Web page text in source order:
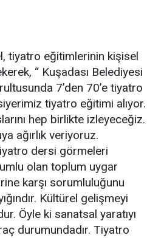
tiyatro eğitimlerinin kişisel
“ Kuşadası Belediyesi
7’den 70’e tiyatro
tiyatro eğitimi alıyor.
hep birlikte izleyeceğiz.
ağırlık veriyoruz.
dersi görmeleri
olan toplum uygar
karşı sorumluluğunu
Kültürel gelişmeyi
Öyle ki sanatsal yaratıyı
durumundadır. Tiyatro